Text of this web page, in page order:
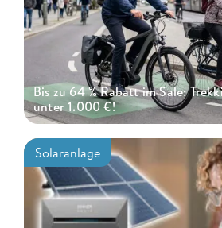
Bis zu 64 % Rabatt im Sale:
unter 1.000 €!
Solaranlage